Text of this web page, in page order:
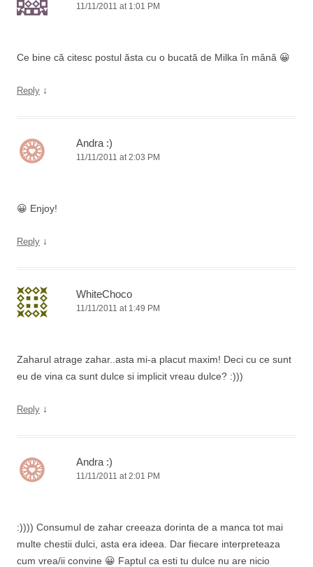
11/11/2011 at 1:01 PM
Ce bine că citesc postul ăsta cu o bucată de Milka în mână 😀
Reply ↓
Andra :)
11/11/2011 at 2:03 PM
😀 Enjoy!
Reply ↓
WhiteChoco
11/11/2011 at 1:49 PM
Zaharul atrage zahar..asta mi-a placut maxim! Deci cu ce sunt
eu de vina ca sunt dulce si implicit vreau dulce? :)))
Reply ↓
Andra :)
11/11/2011 at 2:01 PM
:)))) Consumul de zahar creeaza dorinta de a manca tot mai
multe chestii dulci, asta era ideea. Dar fiecare interpreteaza
cum vrea/ii convine 😀 Faptul ca esti tu dulce nu are nicio